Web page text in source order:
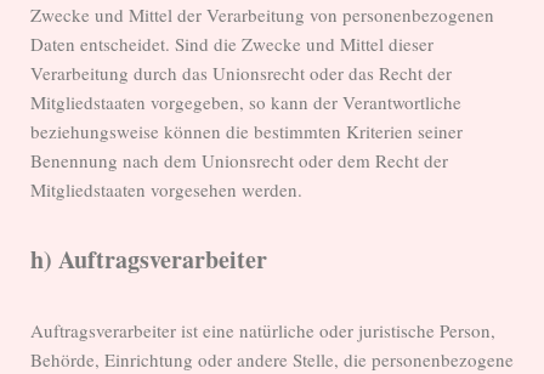
Zwecke und Mittel der Verarbeitung von personenbezogenen
Daten entscheidet. Sind die Zwecke und Mittel dieser
Verarbeitung durch das Unionsrecht oder das Recht der
Mitgliedstaaten vorgegeben, so kann der Verantwortliche
beziehungsweise können die bestimmten Kriterien seiner
Benennung nach dem Unionsrecht oder dem Recht der
Mitgliedstaaten vorgesehen werden.
h) Auftragsverarbeiter
Auftragsverarbeiter ist eine natürliche oder juristische Person,
Behörde, Einrichtung oder andere Stelle, die personenbezogene